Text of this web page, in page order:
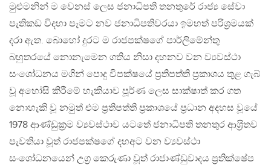
මුළුමනින් ම වෙනස් ලෙස ජනාධිපති තනතුරේ රාජ්‍ය සේවා
පැතිකඩ විදහා පෑමට නව ජනාධිපතිවරයා ඉමහත් පරිශ‍්‍රමයක්
දරා ඇත. බොහෝ දුරට ම රාජපක්ෂගේ පාර්ලිමේන්තු
බහුතරයේ නොනැමෙන ගතිය නිසා දහනව වන ව්‍යවස්ථා
සංශෝධනය මගින් පොදු විපක්ෂයේ ප‍්‍රතිපත්ති ප‍්‍රකාශය තුළ ගැබ්
වූ අහෝසි කිරීමේ හැකියාව පූර්ණ ලෙස සාක්ෂාත් කර ගත
නොහැකි වූ නමුත් එම ප‍්‍රතිපත්ති ප‍්‍රකාශයේ ප‍්‍රධාන අදහස වූයේ
1978 ආණ්ඩුක‍්‍රම ව්‍යවස්ථාව යටතේ ජනාධිපති තනතුර ආශ‍්‍රිතව
පැවතියා වූත් රාජපක්ෂගේ දහඅට වන ව්‍යවස්ථා
සංශෝධනයෙන් උග‍්‍ර කෙරුණා වූත් රාජාණ්ඩුවාදය ප‍්‍රතික්ෂේප